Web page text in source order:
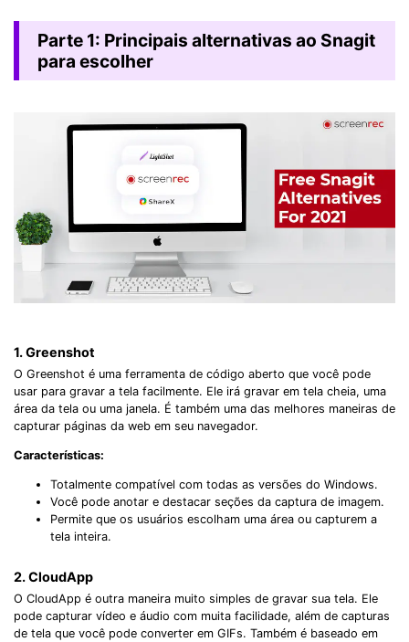
Parte 1: Principais alternativas ao Snagit
para escolher
1. Greenshot
O Greenshot é uma ferramenta de código aberto que você pode
usar para gravar a tela facilmente. Ele irá gravar em tela cheia, uma
área da tela ou uma janela. É também uma das melhores maneiras de
capturar páginas da web em seu navegador.
Características:
Totalmente compatível com todas as versões do Windows.
Você pode anotar e destacar seções da captura de imagem.
Permite que os usuários escolham uma área ou capturem a
tela inteira.
2. CloudApp
O CloudApp é outra maneira muito simples de gravar sua tela. Ele
pode capturar vídeo e áudio com muita facilidade, além de capturas
de tela que você pode converter em GIFs. Também é baseado em